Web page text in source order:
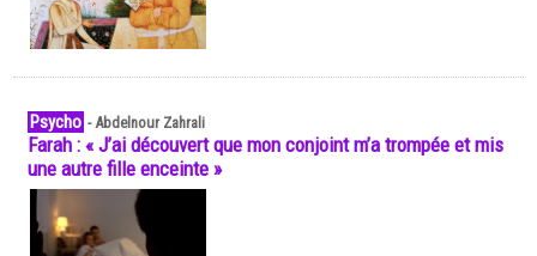
Psycho -Abdelnour Zahrali
Farah : « J’ai découvert que mon conjoint m’a trompée et mis
une autre fille enceinte »